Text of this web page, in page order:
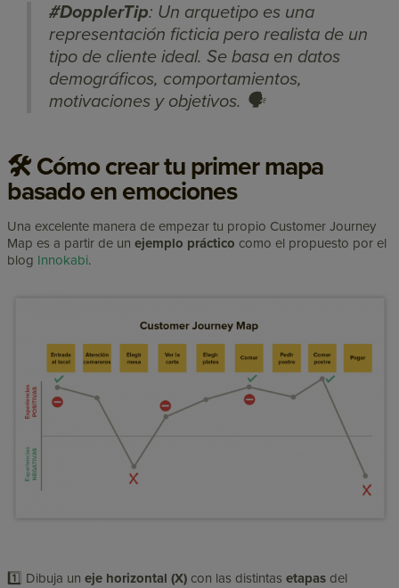
#DopplerTip: Un arquetipo es una
representación ficticia pero realista de un
tipo de cliente ideal. Se basa en datos
demográficos, comportamientos,
motivaciones y objetivos. 🗣️
🛠 Cómo crear tu primer mapa
basado en emociones
Una excelente manera de empezar tu propio Customer Journey
Map es a partir de unejemplo práctico como el propuesto por el
blog Innokabi.
1️⃣ Dibuja uneje horizontal (X) con las distintasetapas del